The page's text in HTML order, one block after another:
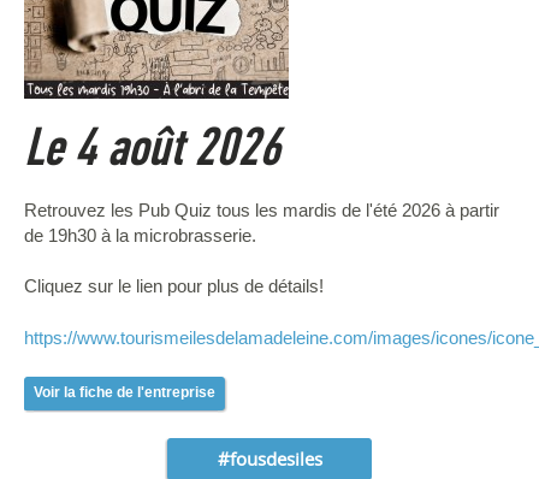
Le 4 août 2026
Retrouvez les Pub Quiz tous les mardis de l'été 2026 à partir
de 19h30 à la microbrasserie.
Cliquez sur le lien pour plus de détails!
https://www.tourismeilesdelamadeleine.com/images/icones/
Voir la fiche de l'entreprise
#fousdesiles